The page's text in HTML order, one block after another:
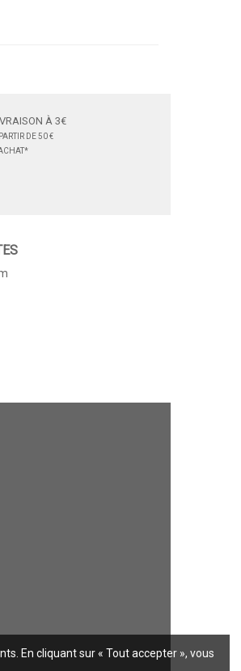
En cliquant sur « Tout accepter », vous
À 3€
DE 50 €